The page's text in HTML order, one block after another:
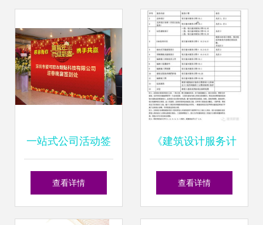
标本的专业策划服
务
（第241期）
一站式公司活动签
到墙设计制作与安
查看详情
《建筑设计服务计
费指导》与咨询策
查看详情